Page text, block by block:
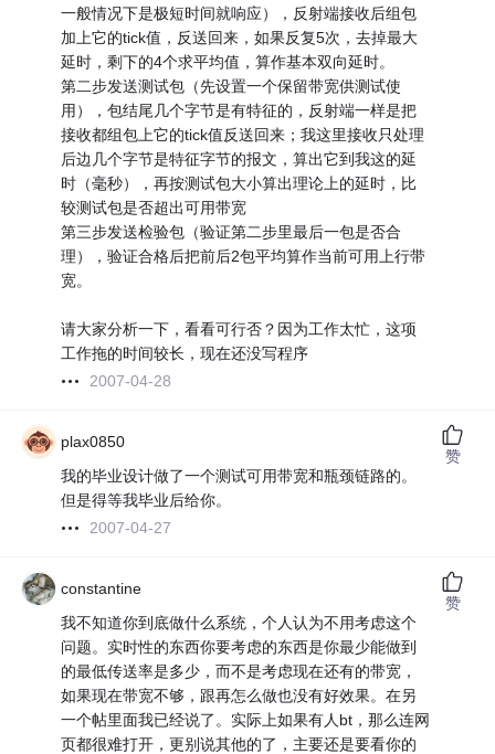
一般情况下是极短时间就响应），反射端接收后组包
加上它的tick值，反送回来，如果反复5次，去掉最大
延时，剩下的4个求平均值，算作基本双向延时。
第二步发送测试包（先设置一个保留带宽供测试使
用），包结尾几个字节是有特征的，反射端一样是把
接收都组包上它的tick值反送回来；我这里接收只处理
后边几个字节是特征字节的报文，算出它到我这的延
时（毫秒），再按测试包大小算出理论上的延时，比
较测试包是否超出可用带宽
第三步发送检验包（验证第二步里最后一包是否合
理），验证合格后把前后2包平均算作当前可用上行带
宽。
请大家分析一下，看看可行否？因为工作太忙，这项
工作拖的时间较长，现在还没写程序
2007-04-28
plax0850
我的毕业设计做了一个测试可用带宽和瓶颈链路的。
但是得等我毕业后给你。
2007-04-27
赞
constantine
我不知道你到底做什么系统，个人认为不用考虑这个
问题。实时性的东西你要考虑的东西是你最少能做到
的最低传送率是多少，而不是考虑现在还有的带宽，
如果现在带宽不够，跟再怎么做也没有好效果。在另
一个帖里面我已经说了。实际上如果有人bt，那么连网
页都很难打开，更别说其他的了，主要还是要看你的
赞